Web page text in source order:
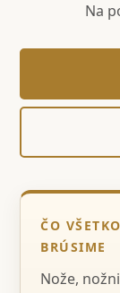
Na
ČO VŠETKO
BRÚSIME
Nože,